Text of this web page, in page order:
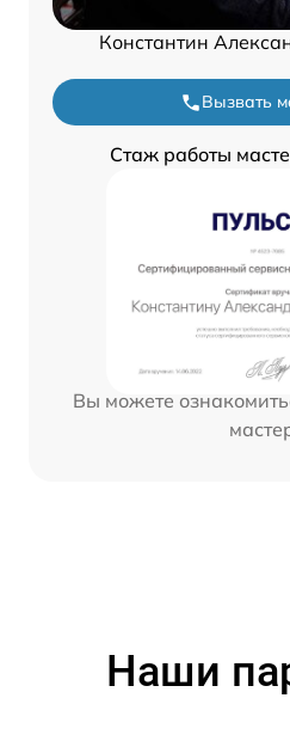
Константин
Вызвать
Стаж работы
Вы можете
Наши